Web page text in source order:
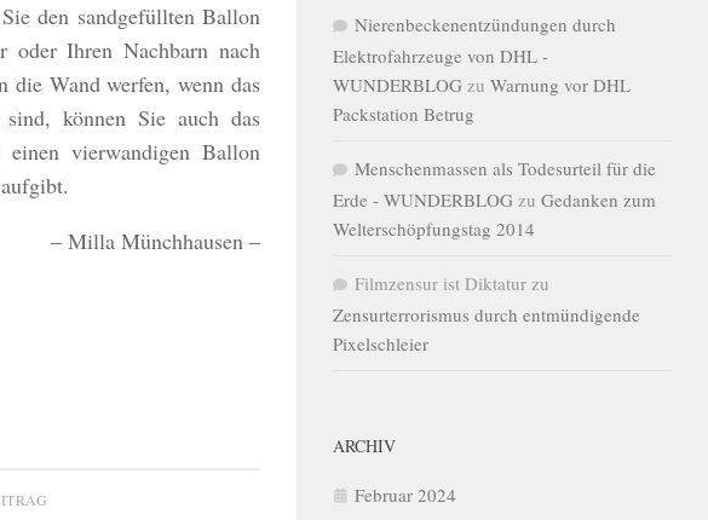
den sandgefüllten Ballon
oder Ihren Nachbarn nach
die Wand werfen, wenn das
sind, können Sie auch das
vierwandigen Ballon
– Milla Münchhausen –
Nierenbeckenentzündungen durch
Elektrofahrzeuge von DHL -
WUNDERBLOG zu Warnung vor DHL
Packstation Betrug
Menschenmassen als Todesurteil für die
Erde - WUNDERBLOG zu Gedanken zum
Welterschöpfungstag 2014
Filmzensur ist Diktatur zu
Zensurterrorismus durch entmündigende
Pixelschleier
ARCHIV
Februar 2024